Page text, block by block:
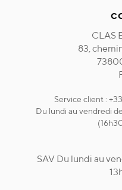
CLAS
83,
Service client :
Du lundi au vendredi
SAV Du lundi au